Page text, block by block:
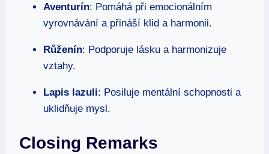
Aventurín: Pomáhá při emocionálním
vyrovnávání a přináší klid a harmonii.
Růženín: Podporuje lásku a harmonizuje
vztahy.
Lapis lazuli: Posiluje mentální schopnosti a
uklidňuje mysl.
Closing Remarks